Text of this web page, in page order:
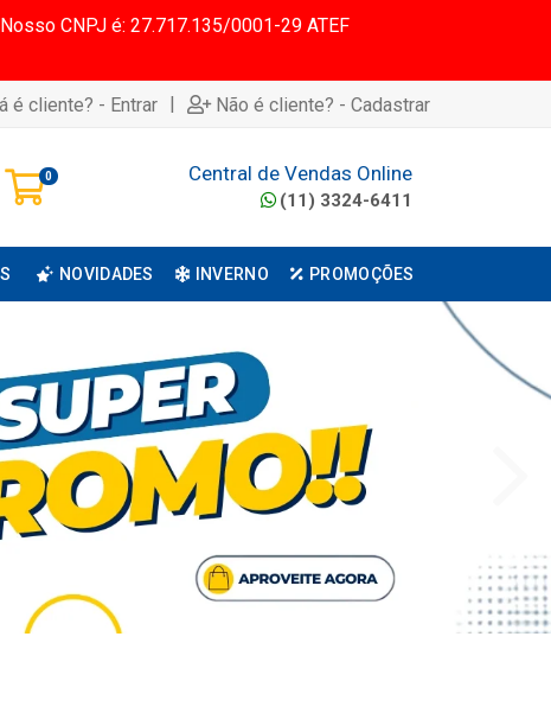
CNPJ é: 27.717.135/0001-29 ATEF
é cliente? - Entrar | Não é cliente? - Cadastrar
0 Central de Vendas Online
(11) 3324-6411
NOVIDADES INVERNO PROMOÇÕES